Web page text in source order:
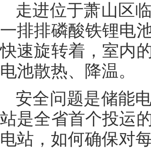
走进位于萧山区
一排排磷酸铁锂电
快速旋转着，室内
电池散热、降温。
安全问题是储能
站是全省首个投运
电站，如何确保对